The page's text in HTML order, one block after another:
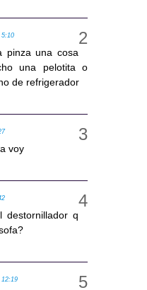
5:10
pinza una cosa
una pelotita o
de refrigerador
voy
destornillador q
12:19